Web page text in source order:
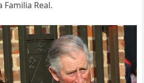
Familia Real.